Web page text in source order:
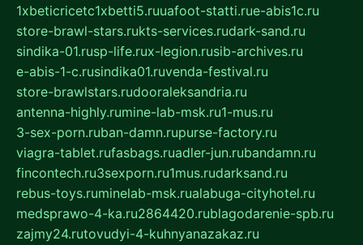
1xbeticricetc1xbetti5.ruuafoot-statti.rue-abis1c.ru
store-brawl-stars.rukts-services.rudark-sand.ru
sindika-01.rusp-life.rux-legion.rusib-archives.ru
e-abis-1-c.rusindika01.ruvenda-festival.ru
store-brawlstars.rudooraleksandria.ru
antenna-highly.rumine-lab-msk.ru1-mus.ru
3-sex-porn.ruban-damn.rupurse-factory.ru
viagra-tablet.rufasbags.ruadler-jun.rubandamn.ru
fincontech.ru3sexporn.ru1mus.rudarksand.ru
rebus-toys.ruminelab-msk.rualabuga-cityhotel.ru
medsprawo-4-ka.ru2864420.rublagodarenie-spb.ru
zajmy24.rutovudyi-4-kuhnyanazakaz.ru